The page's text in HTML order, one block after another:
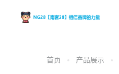
首页 产品展示